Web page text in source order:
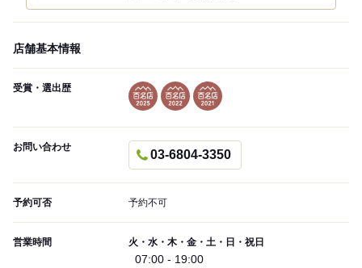
店舗基本情報
受賞・選出歴
お問い合わせ
03-6804-3350
予約可否 予約不可
営業時間 火・水・木・金・土・日・祝日
07:00 - 19:00